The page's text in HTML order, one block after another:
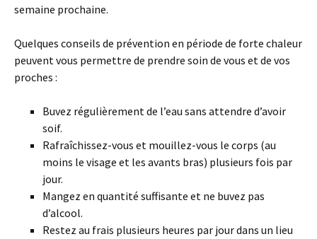
semaine prochaine.
Quelques conseils de prévention en période de forte chaleur
peuvent vous permettre de prendre soin de vous et de vos
proches :
Buvez régulièrement de l’eau sans attendre d’avoir
soif.
Rafraîchissez-vous et mouillez-vous le corps (au
moins le visage et les avants bras) plusieurs fois par
jour.
Mangez en quantité suffisante et ne buvez pas
d’alcool.
Restez au frais plusieurs heures par jour dans un lieu